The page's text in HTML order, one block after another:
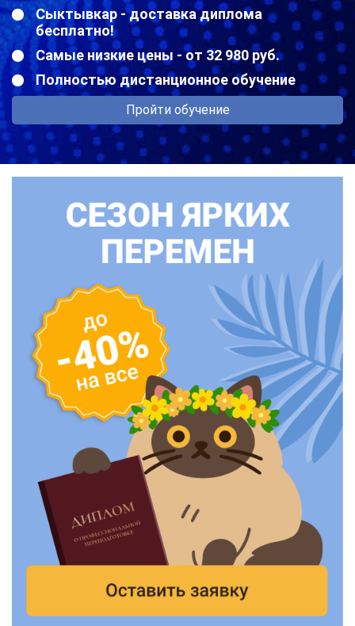
Сыктывкар - доставка диплома
бесплатно!
Самые низкие цены - от 32 980 руб.
Полностью дистанционное обучение
Пройти обучение